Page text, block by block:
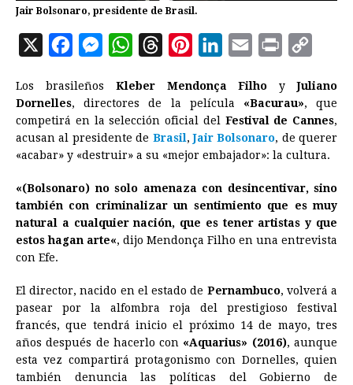
Jair Bolsonaro, presidente de Brasil.
X
c
e
b
o
o
k
M
s
s
e
n
g
e
r
W
a
t
s
A
p
p
r
e
a
d
s
n
t
e
r
e
s
n
k
e
d
n
a
i
l
i
n
t
p
y
L
i
n
k
Los brasileños Kleber Mendonça Filho yJuliano
Dornelles, directores de la película «Bacurau», que
competirá en la selección oficial del Festival de Cannes,
acusan al presidente de Brasil,Jair Bolsonaro, de querer
«acabar» y «destruir» a su «mejor embajador»: la cultura.
«(Bolsonaro) no solo amenaza con desincentivar, sino
también con criminalizar un sentimiento que es muy
natural a cualquier nación, que es tener artistas y que
estos hagan arte«, dijo Mendonça Filho en una entrevista
con Efe.
El director, nacido en el estado de Pernambuco, volverá a
pasear por la alfombra roja del prestigioso festival
francés, que tendrá inicio el próximo 14 de mayo, tres
años después de hacerlo con «Aquarius» (2016), aunque
esta vez compartirá protagonismo con Dornelles, quien
también denuncia las políticas del Gobierno de